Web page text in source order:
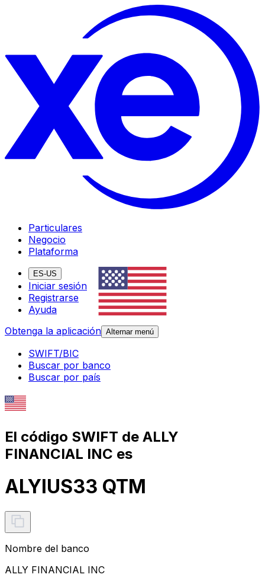
Particulares
Negocio
Plataforma
ES-US
Iniciar sesión
Registrarse
Ayuda
Obtenga la aplicación Alternar menú
SWIFT/BIC
Buscar por banco
Buscar por país
El código SWIFT de ALLY
FINANCIAL INC es
ALYIUS33 QTM
Nombre del banco
ALLY FINANCIAL INC